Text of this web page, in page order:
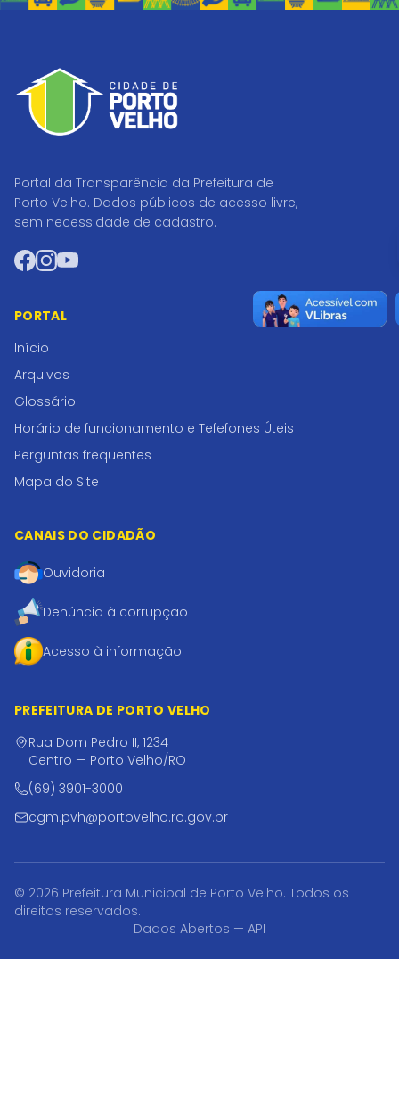
Portal da Transparência da Prefeitura de
Porto Velho. Dados públicos de acesso livre,
sem necessidade de cadastro.
Facebook
Instagram
YouTube
PORTAL
Início
Arquivos
Glossário
Horário de funcionamento e Tefefones Úteis
Perguntas frequentes
Mapa do Site
CANAIS DO CIDADÃO
Ouvidoria
Denúncia à corrupção
Acesso à informação
PREFEITURA DE PORTO VELHO
Rua Dom Pedro II, 1234
Centro — Porto Velho/RO
(69) 3901-3000
cgm.pvh@portovelho.ro.gov.br
© 2026 Prefeitura Municipal de Porto Velho. Todos os
direitos reservados.
Dados Abertos — API